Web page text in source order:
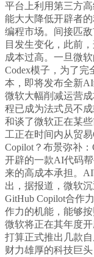
平台上利用第三方
能大大降低开辟者
编程市场。间接匹
目发生变化，此前
成本过高。一旦微
Codex模子，为了
本，即将发布全新
微软大幅削减运营
程已成为法式员不
和谈了微软正在某
工正在时间内从贸
Copilot？布景弥补
开辟的一款AI代码
来的高成本承担。
出，据报道，微软
GitHub Copilot合作
作力的机能，能够
微软将正在其年度
打算正式推出几款
财力雄厚的科技巨